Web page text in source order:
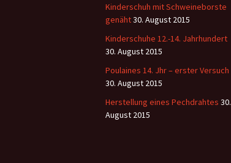
Kinderschuh mit Schweineborste
genäht30. August 2015
Kinderschuhe 12.-14. Jahrhundert
30. August 2015
Poulaines 14. Jhr – erster Versuch
30. August 2015
Herstellung eines Pechdrahtes 30.
August 2015